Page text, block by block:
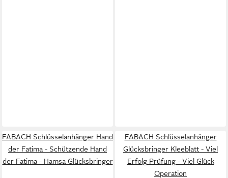
FABACH Schlüsselanhänger Hand
der Fatima - Schützende Hand
der Fatima - Hamsa Glücksbringer
FABACH Schlüsselanhänger
Glücksbringer Kleeblatt - Viel
Erfolg Prüfung - Viel Glück
Operation